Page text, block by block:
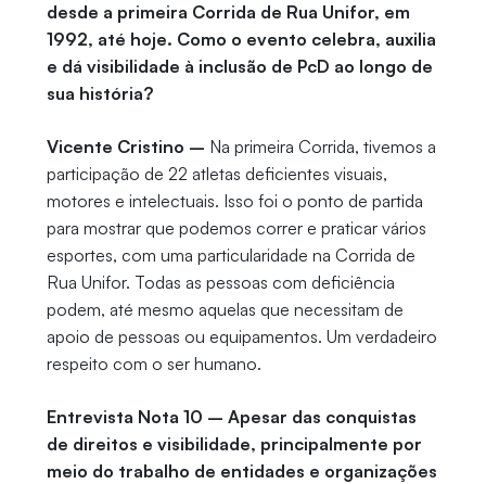
desde a primeira Corrida de Rua Unifor, em
1992, até hoje. Como o evento celebra, auxilia
e dá visibilidade à inclusão de PcD ao longo de
sua história?
Vicente Cristino – Na primeira Corrida, tivemos a
participação de 22 atletas deficientes visuais,
motores e intelectuais. Isso foi o ponto de partida
para mostrar que podemos correr e praticar vários
esportes, com uma particularidade na Corrida de
Rua Unifor. Todas as pessoas com deficiência
podem, até mesmo aquelas que necessitam de
apoio de pessoas ou equipamentos. Um verdadeiro
respeito com o ser humano.
Entrevista Nota 10 – Apesar das conquistas
de direitos e visibilidade, principalmente por
meio do trabalho de entidades e organizações